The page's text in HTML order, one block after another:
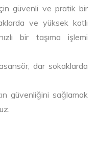
güvenli ve pratik bir
ve yüksek katlı
bir taşıma işlemi
dar sokaklarda
güvenliğini sağlamak